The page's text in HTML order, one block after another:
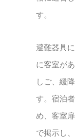
す。
避難器具
に客室が
しご、緩
す。宿泊
め、客室
で掲示し